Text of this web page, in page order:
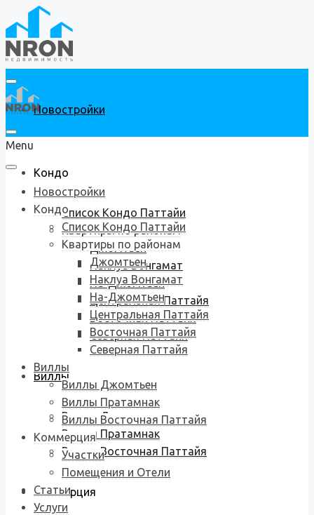
Новостройки
Кондо
Список Кондо Паттайи
Квартиры по районам
Джомтьен
Наклуа Вонгамат
На-Джомтьен
Центральная Паттайя
Восточная Паттайя
Северная Паттайя
Виллы
Виллы Джомтьен
Виллы Пратамнак
Виллы Восточная Паттайя
Коммерция
Menu
Новостройки
Кондо
Список Кондо Паттайи
Квартиры по районам
Джомтьен
Наклуа Вонгамат
На-Джомтьен
Центральная Паттайя
Восточная Паттайя
Северная Паттайя
Виллы
Виллы Джомтьен
Виллы Пратамнак
Виллы Восточная Паттайя
Коммерция
Участки
Помещения и Отели
Статьи
Услуги